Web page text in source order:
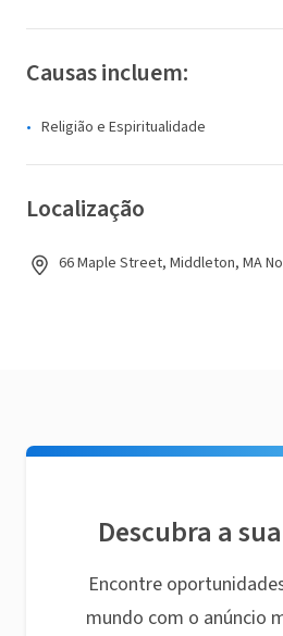
Causas incluem:
Religião e Espiritualidade
Localização
66 Maple Street, Middleton, MA
Descubra a
Encontre
mundo com o anúncio